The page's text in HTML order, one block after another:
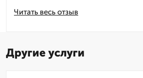
Читать весь отзыв
Другие услуги